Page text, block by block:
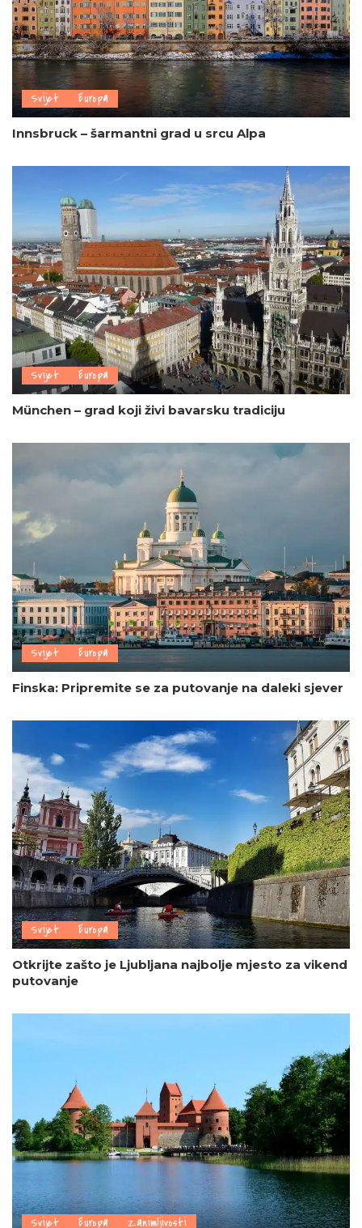
Svijet Europa
Innsbruck – šarmantni grad u srcu Alpa
Svijet Europa
München – grad koji živi bavarsku tradiciju
Svijet Europa
Finska: Pripremite se za putovanje na daleki sjever
Svijet Europa
Otkrijte zašto je Ljubljana najbolje mjesto za vikend
putovanje
Svijet Europa Zanimljivosti